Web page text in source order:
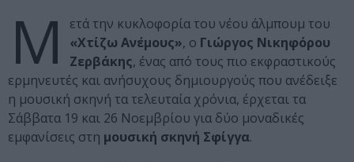
Μ
ετά την κυκλοφορία του νέου άλμπουμ του
«Χτίζω Ανέμους», ο Γιώργος Νικηφόρου
Ζερβάκης, ένας από τους πιο εκφραστικούς
ερμηνευτές και ανήσυχους δημιουργούς που ανέδειξε
η μουσική σκηνή τα τελευταία χρόνια, έρχεται τα
Σάββατα 19 και 26 Νοεμβρίου για δύο μοναδικές
εμφανίσεις στη μουσική σκηνή Σφίγγα.